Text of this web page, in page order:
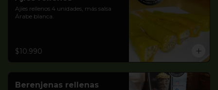
Ajíes rellenos 4 unidades, más salsa
Árabe blanca.
$10.990
Berenjenas rellenas